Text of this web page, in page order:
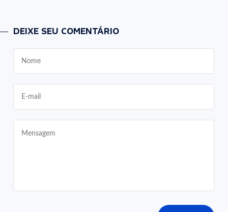
DEIXE SEU COMENTÁRIO